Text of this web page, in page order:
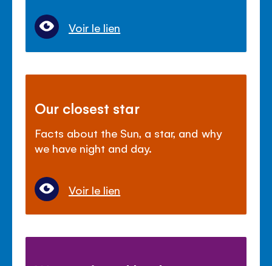
Voir le lien
Our closest star
Facts about the Sun, a star, and why
we have night and day.
Voir le lien